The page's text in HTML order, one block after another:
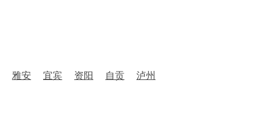
雅安 宜宾 资阳 自贡 泸州